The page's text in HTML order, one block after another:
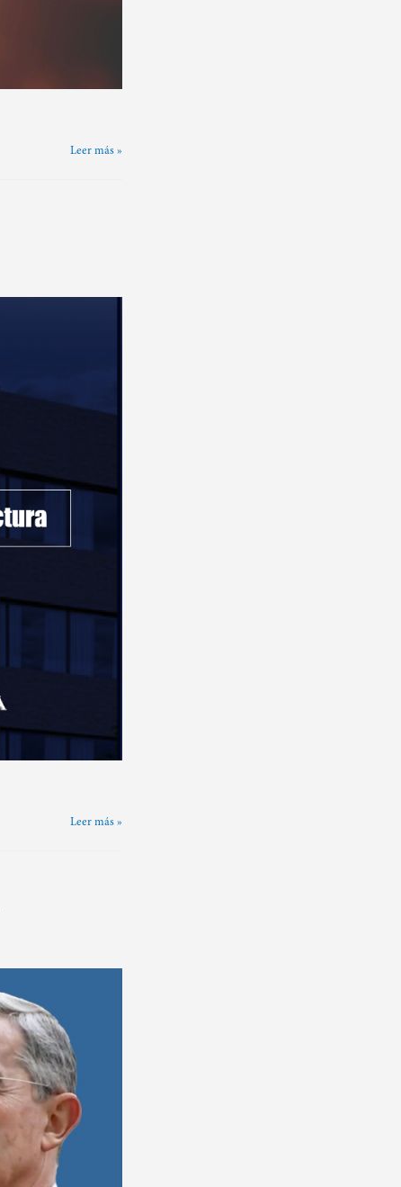
Leer más »
Leer más »